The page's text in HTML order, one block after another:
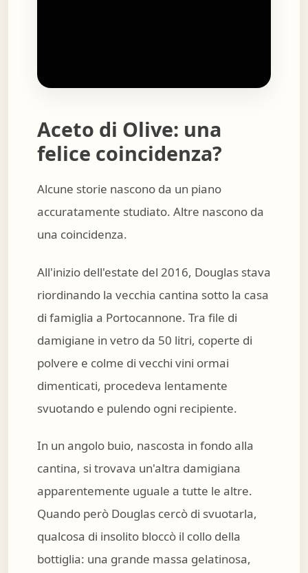
Aceto di Olive: una
felice coincidenza?
Alcune storie nascono da un piano
accuratamente studiato. Altre nascono da
una coincidenza.
All'inizio dell'estate del 2016, Douglas stava
riordinando la vecchia cantina sotto la casa
di famiglia a Portocannone. Tra file di
damigiane in vetro da 50 litri, coperte di
polvere e colme di vecchi vini ormai
dimenticati, procedeva lentamente
svuotando e pulendo ogni recipiente.
In un angolo buio, nascosta in fondo alla
cantina, si trovava un'altra damigiana
apparentemente uguale a tutte le altre.
Quando però Douglas cercò di svuotarla,
qualcosa di insolito bloccò il collo della
bottiglia: una grande massa gelatinosa,